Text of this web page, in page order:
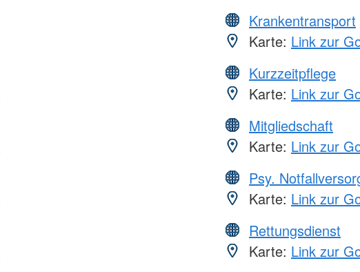
Krankentransport
Karte: Link zur
Kurzzeitpflege
Karte: Link zur
Mitgliedschaft
Karte: Link zur
Psy.
Karte: Link zur
Rettungsdienst
Karte: Link zur